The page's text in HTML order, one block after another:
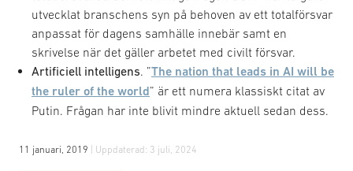
utvecklat branschens syn på behoven av ett totalförsvar
anpassat för dagens samhälle innebär samt en
skrivelse när det gäller arbetet med civilt försvar.
Artificiell intelligens. ”The nation that leads in AI will be
the ruler of the world” är ett numera klassiskt citat av
Putin. Frågan har inte blivit mindre aktuell sedan dess.
11 januari, 2019 | Uppdaterad: 3 juli, 2024